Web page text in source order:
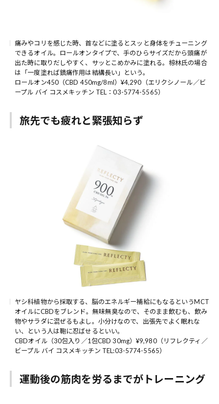
痛みやコリを感じた時、首などに塗るとスッと身体をチューニング
できるオイル。ロールオンタイプで、手のひらサイズだから頭痛が
出た時に取りだしやすく、サッとこめかみに塗れる。椋林氏の場合
は「一度塗れば鎮痛作用は結構長い」という。
ロールオン450（CBD 450mg/8ml）¥4,290（エリクシノール／ビ
ープル バイ コスメキッチン TEL：03-5774-5565）
旅先でも疲れと緊張知らず
ヤシ科植物から採取する、脳のエネルギー補給にもなるというMCT
オイルにCBDをブレンド。無味無臭なので、そのまま飲むも、飲み
物やサラダに混ぜるもよし。小分けなので、出張先でよく眠れな
い、という人は鞄に忍ばせるといい。
CBDオイル（30包入り／1包CBD 30mg）¥9,980（リフレクティ／
ビープル バイ コスメキッチン TEL:03-5774-5565）
運動後の筋肉を労るまでがトレーニング